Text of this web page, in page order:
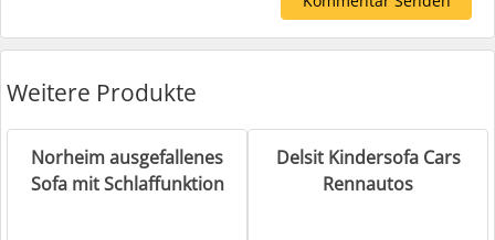
Weitere Produkte
Norheim ausgefallenes
Sofa mit Schlaffunktion
Delsit Kindersofa Cars
Rennautos